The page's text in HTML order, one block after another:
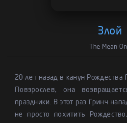
Злой
The Mean
20 лет назад в канун Рождества
Повзрослев, она
праздники. В этот раз Гринч
не просто похитить